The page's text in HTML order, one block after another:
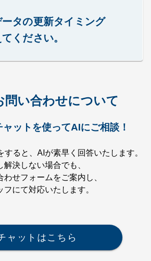
の有料化を実施させていた
無料体験期間延長キャンペ
リから探す」＞「有料化お
のFAQをご覧いただけま
記のwebサイトもご確認く
onestock/lp/
タの更新タイミング
ください。
りです。
（有料サービス限定で、証券
金属、FX、CFD、暗号資産
ランでは、連続で31日間以
起動した翌日から30日間は
が行われます。自動更新が
問い合わせについて
ャットを使ってAIにご相談！
ると、 AIが素早く回答いたします。
解決しない場合でも、
わせフォームをご案内し、
フにて対応いたします。
ャットはこちら